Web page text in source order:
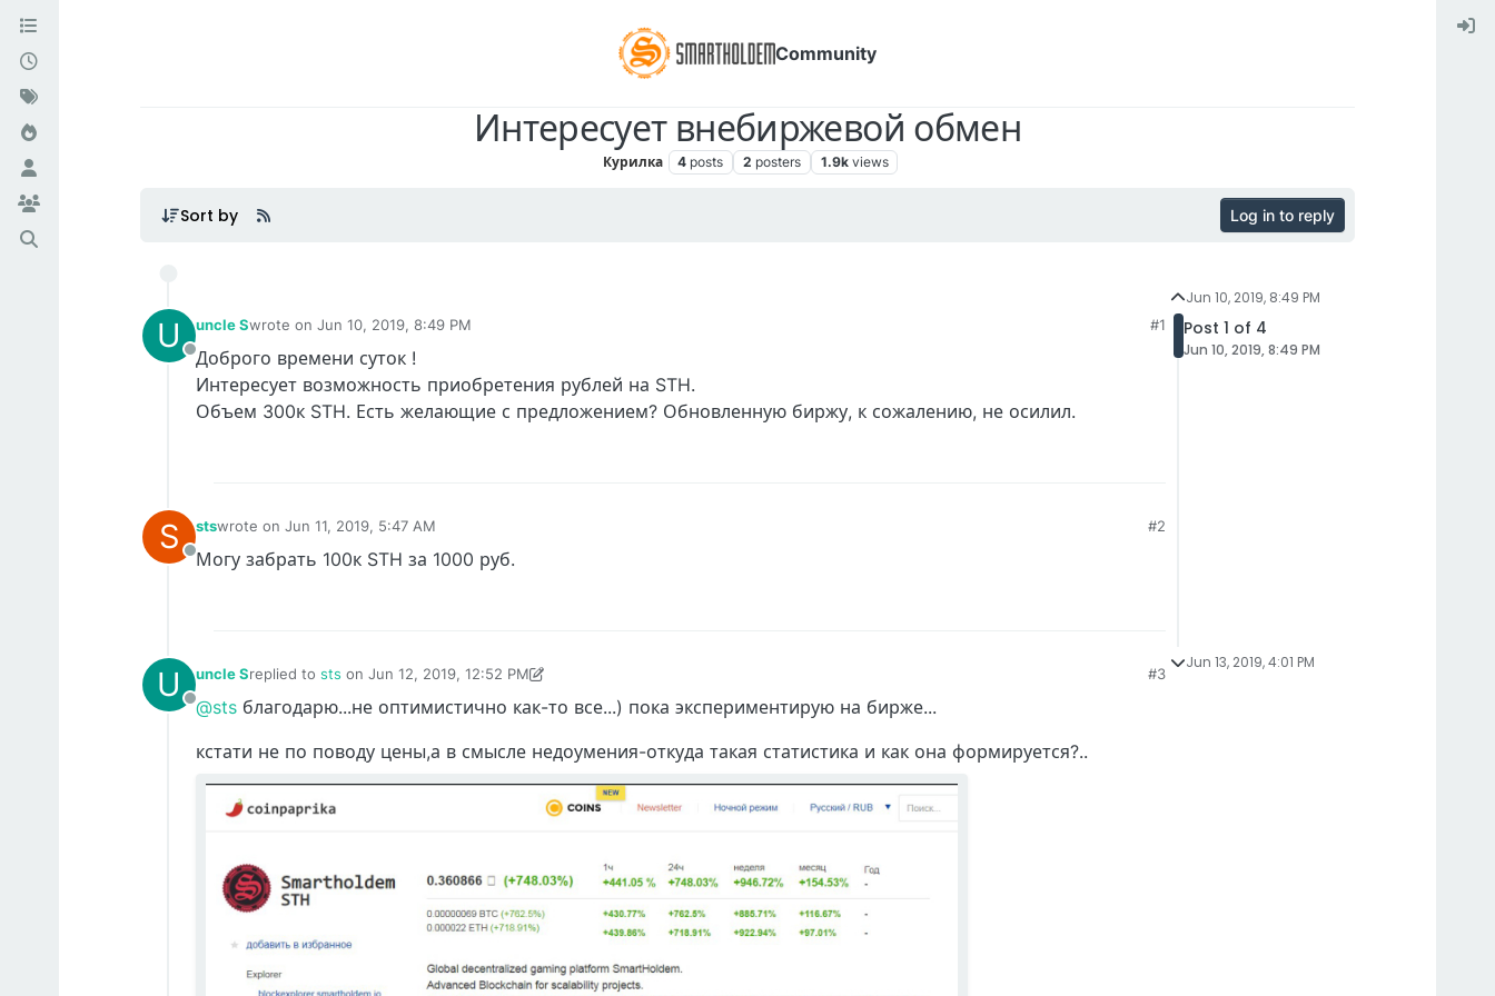
Community
Интересует внебиржевой обмен
Курилка 4 posts 2 posters 1.9k views
Sort by Log in to reply
U
Offline
uncle Swrote on Jun 10, 2019, 8:49 PM
last edited by
#1
Доброго времени суток !
Интересует возможность приобретения рублей на STH.
Объем 300к STH. Есть желающие с предложением? Обновленную биржу, к сожалению, не осилил.
S
Offline
stswrote on Jun 11, 2019, 5:47 AM
last edited by
#2
Могу забрать 100к STH за 1000 руб.
U
Offline
uncle Sreplied to sts on Jun 12, 2019, 12:52 PM
last edited by uncle SJun 12, 2019, 1:13 PM
#3
@sts благодарю...не оптимистично как-то все...) пока экспериментирую на бирже...
кстати не по поводу цены,а в смысле недоумения-откуда такая статистика и как она формируется?..
Jun 10, 2019, 8:49 PM
Post 1 of 4
Jun 10, 2019, 8:49 PM
Jun 13, 2019, 4:01 PM